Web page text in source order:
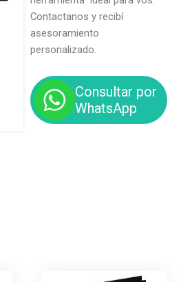
Contactanos y recibí
asesoramiento
personalizado.
Consultar por
WhatsApp